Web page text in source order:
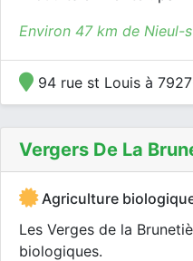
Environ 47 km de Nieul-
94 rue st Louis à
Vergers De La
Agriculture
Les Verges de la
biologiques.